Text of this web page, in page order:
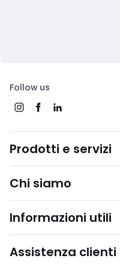
Follow us
Prodotti e servizi
Chi siamo
Informazioni utili
Assistenza clienti